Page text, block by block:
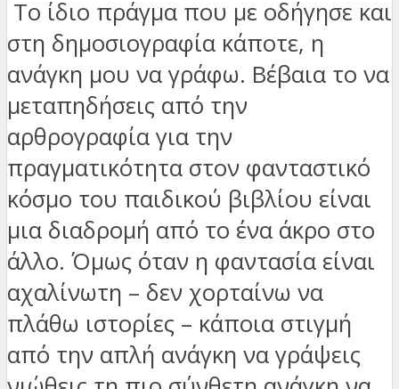
Το ίδιο πράγμα που με οδήγησε και
στη δημοσιογραφία κάποτε, η
ανάγκη μου να γράφω. Βέβαια το να
μεταπηδήσεις από την
αρθρογραφία για την
πραγματικότητα στον φανταστικό
κόσμο του παιδικού βιβλίου είναι
μια διαδρομή από το ένα άκρο στο
άλλο. Όμως όταν η φαντασία είναι
αχαλίνωτη – δεν χορταίνω να
πλάθω ιστορίες – κάποια στιγμή
από την απλή ανάγκη να γράψεις